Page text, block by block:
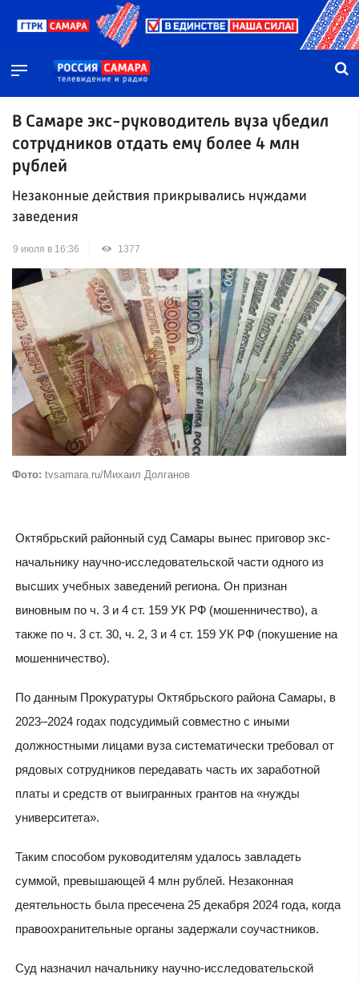
В Самаре экс-руководитель вуза убедил
сотрудников отдать ему более 4 млн
рублей
Незаконные действия прикрывались нуждами
заведения
9 июля в 16:36 1377
Фото: tvsamara.ru/Михаил Долганов
Октябрьский районный суд Самары вынес приговор экс-
начальнику научно-исследовательской части одного из
высших учебных заведений региона. Он признан
виновным по ч. 3 и 4 ст. 159 УК РФ (мошенничество), а
также по ч. 3 ст. 30, ч. 2, 3 и 4 ст. 159 УК РФ (покушение на
мошенничество).
По данным Прокуратуры Октябрьского района Самары, в
2023–2024 годах подсудимый совместно с иными
должностными лицами вуза систематически требовал от
рядовых сотрудников передавать часть их заработной
платы и средств от выигранных грантов на «нужды
университета».
Таким способом руководителям удалось завладеть
суммой, превышающей 4 млн рублей. Незаконная
деятельность была пресечена 25 декабря 2024 года, когда
правоохранительные органы задержали соучастников.
Суд назначил начальнику научно-исследовательской